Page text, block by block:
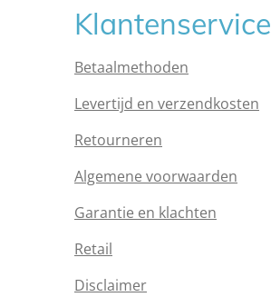
Klantenservice
Betaalmethoden
Levertijd en verzendkosten
Retourneren
Algemene voorwaarden
Garantie en klachten
Retail
Disclaimer